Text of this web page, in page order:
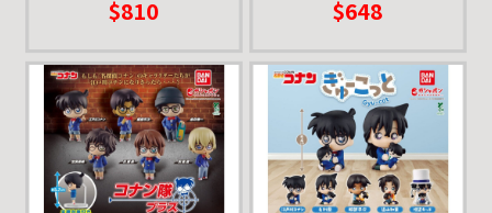
世良真純 松田陣平 萩原
$810 $648